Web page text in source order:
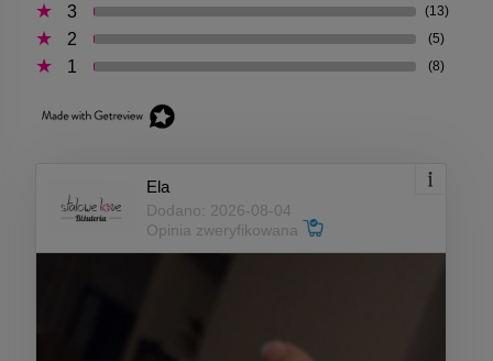
3 (13)
2 (5)
1 (8)
Ela
Dodano: 2026-08-04
Opinia zweryfikowana